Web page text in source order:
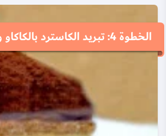
الخطوة 4: تبريد الكاسترد بالكاكاو والتقديم